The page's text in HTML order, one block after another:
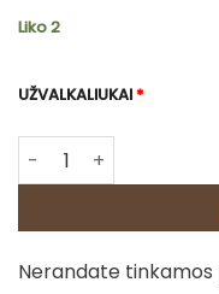
Liko 2
UŽVALKALIUKAI*
produkto kiekis:
Nerandate tinkamos